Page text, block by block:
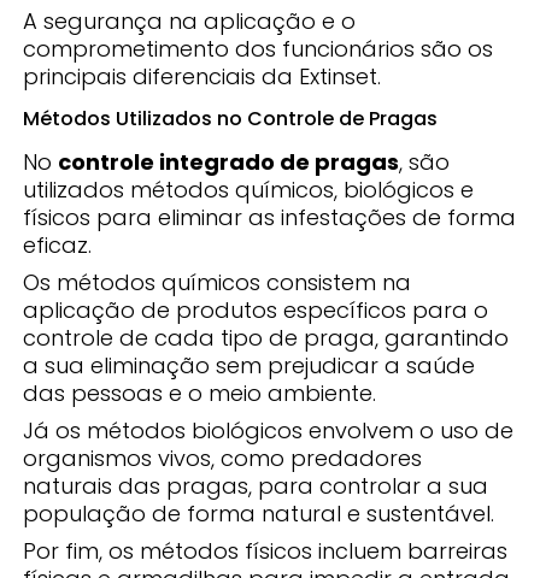
A segurança na aplicação e o
comprometimento dos funcionários são os
principais diferenciais da Extinset.
Métodos Utilizados no Controle de Pragas
No controle integrado de pragas, são
utilizados métodos químicos, biológicos e
físicos para eliminar as infestações de forma
eficaz.
Os métodos químicos consistem na
aplicação de produtos específicos para o
controle de cada tipo de praga, garantindo
a sua eliminação sem prejudicar a saúde
das pessoas e o meio ambiente.
Já os métodos biológicos envolvem o uso de
organismos vivos, como predadores
naturais das pragas, para controlar a sua
população de forma natural e sustentável.
Por fim, os métodos físicos incluem barreiras